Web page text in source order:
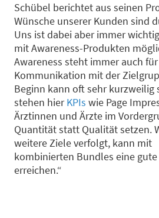
Schübel berichtet aus seinen
Wünsche unserer Kunden sind
Uns ist dabei aber immer
mit Awareness-Produkten
Awareness steht immer auch
Kommunikation mit der
Beginn kann oft sehr kurzweilig
stehen hierKPIs wie Page
Ärztinnen und Ärzte im
Quantität statt Qualität setzen.
weitere Ziele verfolgt, kann mit
kombinierten Bundles eine
erreichen.“